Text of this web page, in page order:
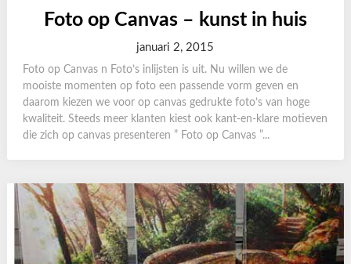
Foto op Canvas – kunst in huis
januari 2, 2015
Foto op Canvas n Foto’s inlijsten is uit. Nu willen we de
mooiste momenten op foto een passende vorm geven en
daarom kiezen we voor op canvas gedrukte foto’s van hoge
kwaliteit. Steeds meer klanten kiest ook kant-en-klare motieven
die zich op canvas presenteren ” Foto op Canvas ”...